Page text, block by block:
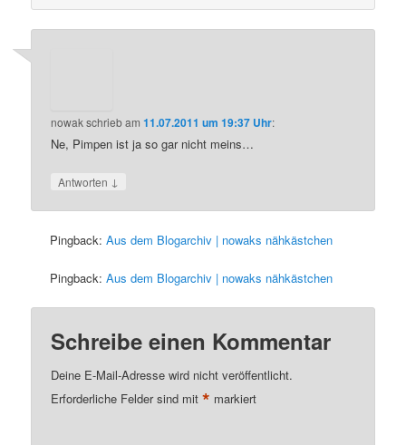
nowakschriebam11.07.2011 um 19:37 Uhr:
Ne, Pimpen ist ja so gar nicht meins…
Antworten ↓
Pingback:Aus dem Blogarchiv | nowaks nähkästchen
Pingback:Aus dem Blogarchiv | nowaks nähkästchen
Schreibe einen Kommentar
Deine E-Mail-Adresse wird nicht veröffentlicht.
Erforderliche Felder sind mit* markiert